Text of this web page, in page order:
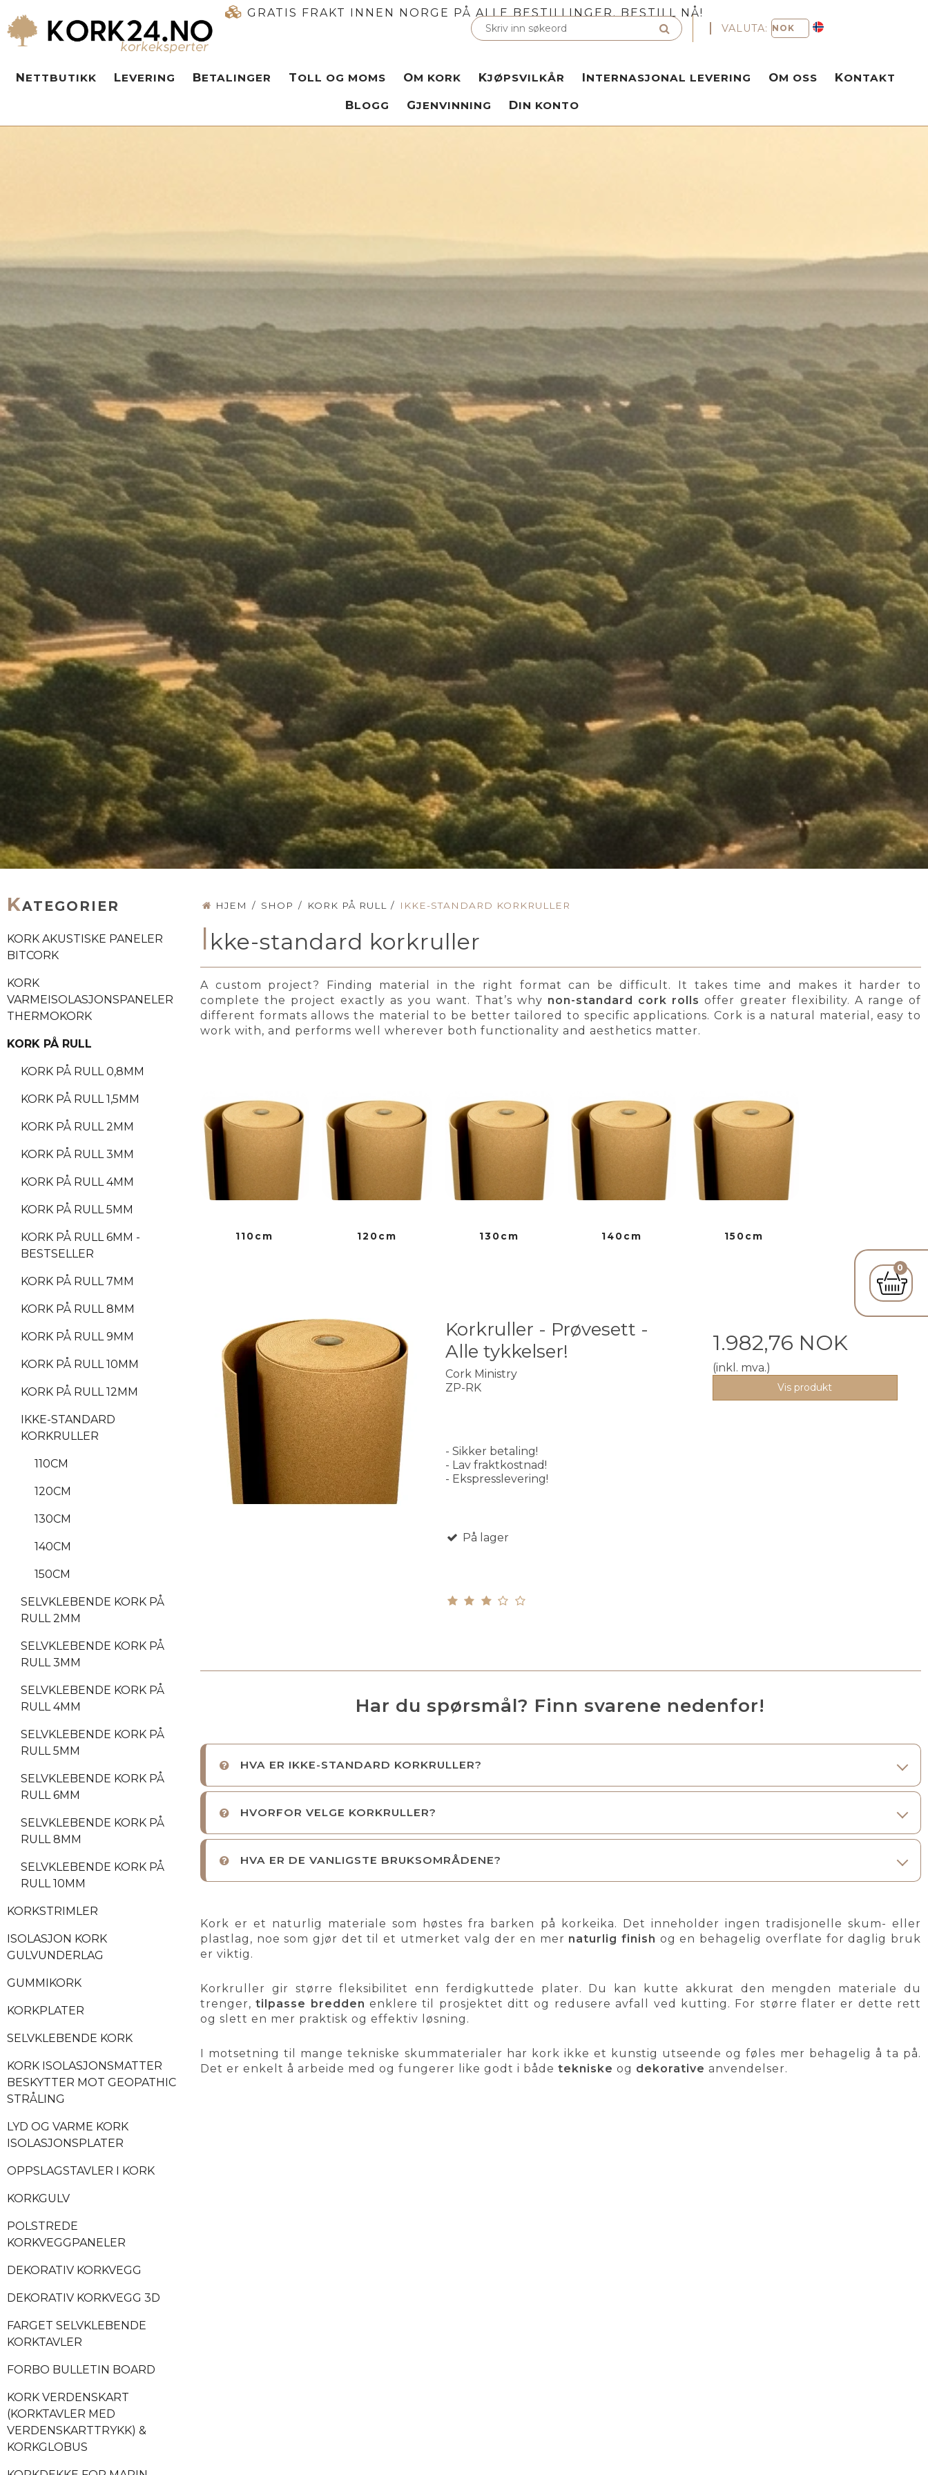
GRATIS FRAKT INNEN NORGE PÅ ALLE BESTILLINGER. BESTILL NÅ!
0
VALUTA:
NETTBUTIKK LEVERING BETALINGER TOLL OG MOMS OM KORK KJØPSVILKÅR INTERNASJONAL LEVERING OM OSS KONTAKT
BLOGG GJENVINNING DIN KONTO
KATEGORIER
KORK AKUSTISKE PANELER
BITCORK
KORK
VARMEISOLASJONSPANELER
THERMOKORK
KORK PÅ RULL
KORK PÅ RULL 0,8MM
KORK PÅ RULL 1,5MM
KORK PÅ RULL 2MM
KORK PÅ RULL 3MM
KORK PÅ RULL 4MM
KORK PÅ RULL 5MM
KORK PÅ RULL 6MM -
BESTSELLER
KORK PÅ RULL 7MM
KORK PÅ RULL 8MM
KORK PÅ RULL 9MM
KORK PÅ RULL 10MM
KORK PÅ RULL 12MM
IKKE-STANDARD
KORKRULLER
110CM
120CM
130CM
140CM
150CM
SELVKLEBENDE KORK PÅ
RULL 2MM
SELVKLEBENDE KORK PÅ
RULL 3MM
SELVKLEBENDE KORK PÅ
RULL 4MM
SELVKLEBENDE KORK PÅ
RULL 5MM
SELVKLEBENDE KORK PÅ
RULL 6MM
SELVKLEBENDE KORK PÅ
RULL 8MM
SELVKLEBENDE KORK PÅ
RULL 10MM
KORKSTRIMLER
ISOLASJON KORK
GULVUNDERLAG
GUMMIKORK
KORKPLATER
SELVKLEBENDE KORK
KORK ISOLASJONSMATTER
BESKYTTER MOT GEOPATHIC
STRÅLING
LYD OG VARME KORK
ISOLASJONSPLATER
OPPSLAGSTAVLER I KORK
KORKGULV
POLSTREDE
KORKVEGGPANELER
DEKORATIV KORKVEGG
DEKORATIV KORKVEGG 3D
FARGET SELVKLEBENDE
KORKTAVLER
FORBO BULLETIN BOARD
KORK VERDENSKART
(KORKTAVLER MED
VERDENSKARTTRYKK) &
KORKGLOBUS
HJEM / SHOP / KORK PÅ RULL / IKKE-STANDARD KORKRULLER
I kke-standard korkruller
A custom project? Finding material in the right format can be difficult. It takes time and makes it harder to
complete the project exactly as you want. That’s why non-standard cork rolls offer greater flexibility. A range of
different formats allows the material to be better tailored to specific applications. Cork is a natural material, easy to
work with, and performs well wherever both functionality and aesthetics matter.
110cm 120cm 130cm 140cm 150cm
Korkruller - Prøvesett -
Alle tykkelser!
Cork Ministry
ZP-RK
- Sikker betaling!
- Lav fraktkostnad!
- Ekspresslevering!
På lager
1.982,76 NOK
(inkl. mva.)
Vis produkt
Har du spørsmål? Finn svarene nedenfor!
HVA ER IKKE-STANDARD KORKRULLER?
HVORFOR VELGE KORKRULLER?
HVA ER DE VANLIGSTE BRUKSOMRÅDENE?
Kork er et naturlig materiale som høstes fra barken på korkeika. Det inneholder ingen tradisjonelle skum- eller
plastlag, noe som gjør det til et utmerket valg der en mer naturlig finish og en behagelig overflate for daglig bruk
er viktig.
Korkruller gir større fleksibilitet enn ferdigkuttede plater. Du kan kutte akkurat den mengden materiale du
trenger,tilpasse bredden enklere til prosjektet ditt og redusere avfall ved kutting. For større flater er dette rett
og slett en mer praktisk og effektiv løsning.
I motsetning til mange tekniske skummaterialer har kork ikke et kunstig utseende og føles mer behagelig å ta på.
Det er enkelt å arbeide med og fungerer like godt i både tekniske og dekorative anvendelser.